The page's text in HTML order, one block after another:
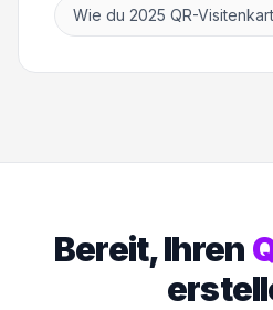
Wie du 2025 QR-
Bereit, Ihren